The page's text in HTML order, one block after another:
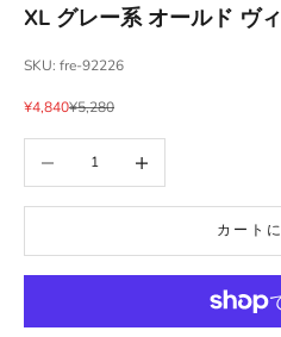
XL グレー系 オールド ヴ
SKU: fre-92226
セール価格
¥4,840通常価格
¥5,280
カート